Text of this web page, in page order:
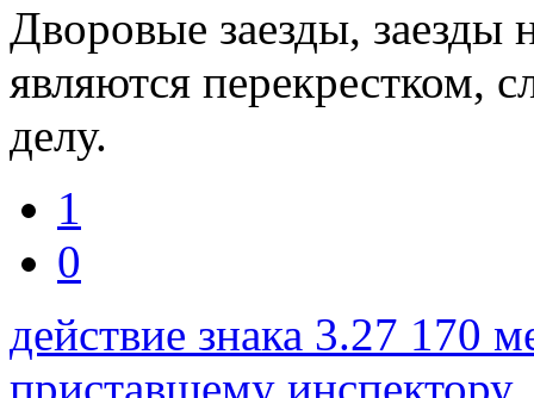
Дворовые заезды, заезды
являются перекрестком,
делу.
1
0
действие знака 3.27 170
приставшему инспектору